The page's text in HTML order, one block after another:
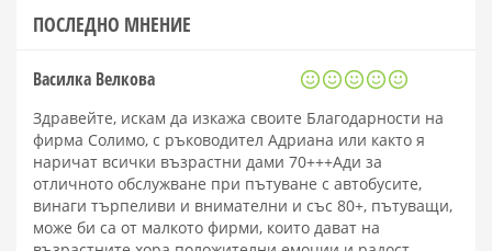
ПОСЛЕДНО МНЕНИЕ
Василка Велкова
Здравейте, искам да изкажа своите Благодарности на
фирма Солимо, с ръководител Адриана или както я
наричат всички възрастни дами 70+++Ади за
отличното обслужване при пътуване с автобусите,
винаги търпеливи и внимателни и със 80+, пътуващи,
може би са от малкото фирми, които дават на